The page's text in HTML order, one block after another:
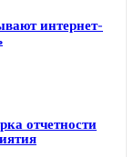
интернет-
отчетности